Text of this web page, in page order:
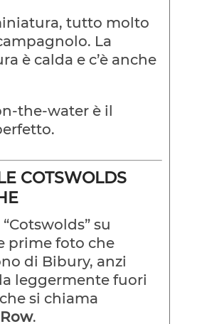
tutto molto
La
è calda e c’è anche
the-water è il
COTSWOLDS
su
prime foto che
di Bibury, anzi
leggermente fuori
si chiama
.